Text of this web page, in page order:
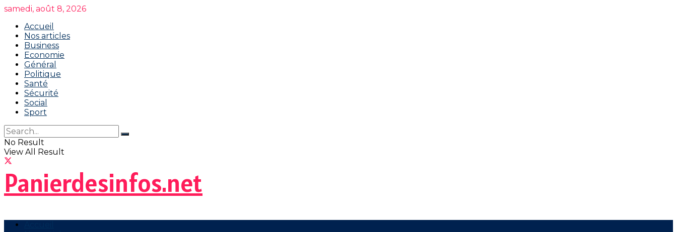
samedi, août 8, 2026
Accueil
Nos articles
Business
Economie
Général
Politique
Santé
Sécurité
Social
Sport
No Result
View All Result
Panierdesinfos.net